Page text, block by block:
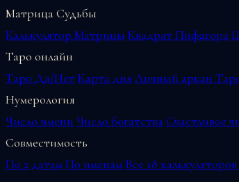
Матрица Судьбы
Калькулятор Матрицы Квадрат Пифагора
Таро онлайн
Таро Да/Нет Карта дня Личный аркан
Нумерология
Число имени Число богатстваСчастливое
Совместимость
По 2 датамПо именам Все 18